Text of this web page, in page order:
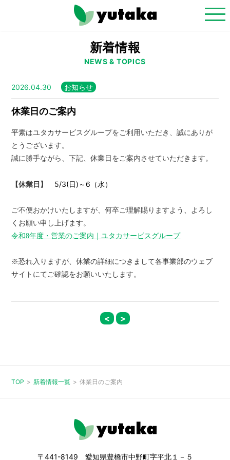
新着情報
NEWS & TOPICS
2026.04.30 お知らせ
休業日のご案内
平素はユタカサービスグループをご利用いただき、誠にありが
とうございます。
誠に勝手ながら、下記、休業日をご案内させていただきます。
【休業日 】 5/3(日)～6（水）
ご不便おかけいたしますが、何卒ご理解賜りますよう、よろし
くお願い申し上げます。
令和8年度・営業のご案内｜ユタカサービスグループ
※恐れ入りますが、休業の詳細につきまして各事業部のウェブ
サイトにてご確認をお願いいたします。
< >
TOP 新着情報一覧 休業日のご案内
〒441-8149 愛知県豊橋市中野町字平北１－５